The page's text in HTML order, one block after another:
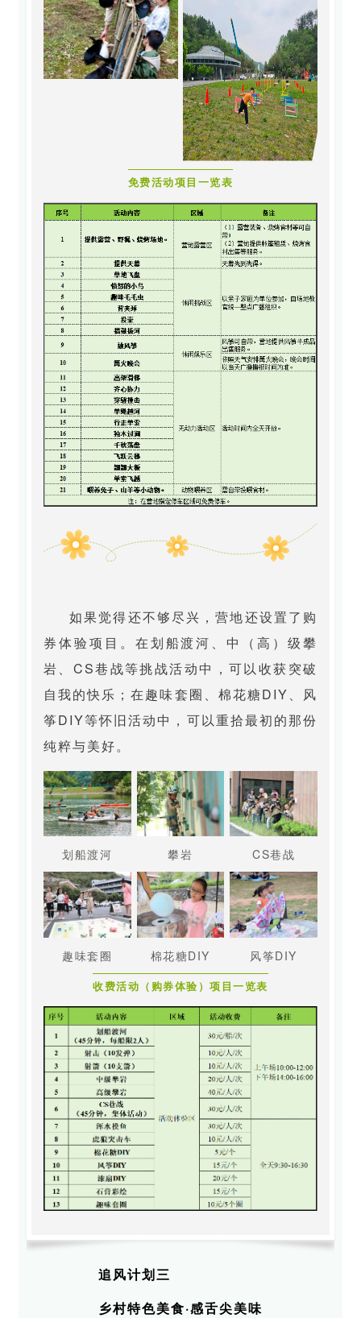
免费活动项目一览表
如果觉得还不够尽兴，营地还设置了购
券体验项目。在划船渡河、中（高）级攀
岩、CS巷战等挑战活动中，可以收获突破
自我的快乐；在趣味套圈、棉花糖DIY、风
筝DIY等怀旧活动中，可以重拾最初的那份
纯粹与美好。
划船渡河 攀岩 CS巷战
趣味套圈 棉花糖DIY 风筝DIY
收费活动（购券体验）项目一览表
追风计划三
乡村特色美食·感舌尖美味